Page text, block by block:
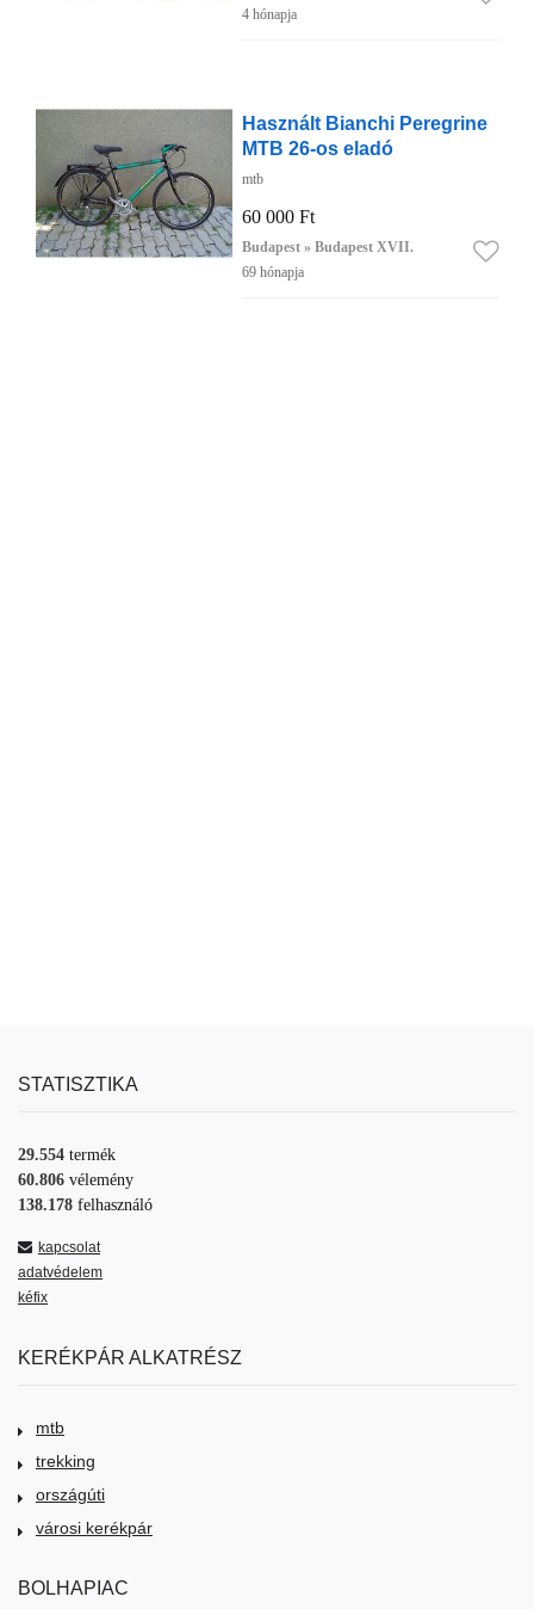
4 hónapja
Használt Bianchi Peregrine
MTB 26-os eladó
mtb
60 000 Ft
Budapest » Budapest XVII.
69 hónapja
STATISZTIKA
29.554 termék
60.806 vélemény
138.178 felhasználó
kapcsolat
adatvédelem
kéfix
KERÉKPÁR ALKATRÉSZ
mtb
trekking
országúti
városi kerékpár
BOLHAPIAC